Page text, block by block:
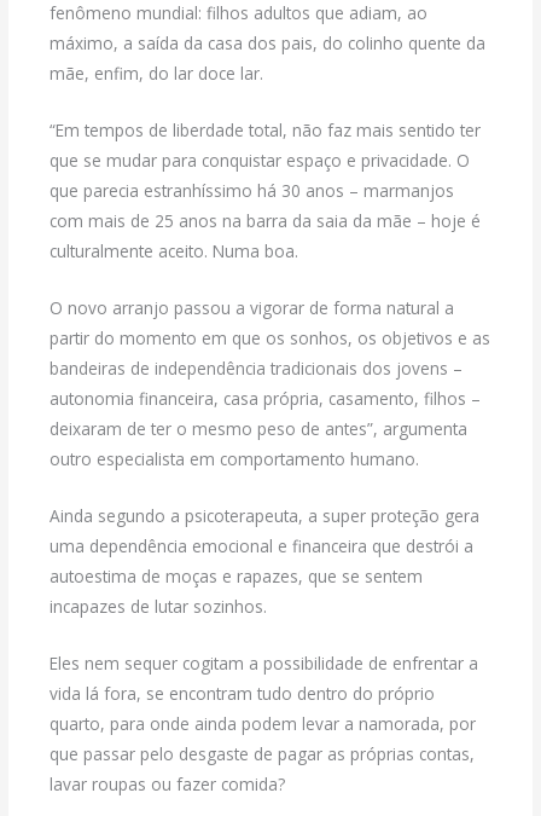
fenômeno mundial: filhos adultos que adiam, ao
máximo, a saída da casa dos pais, do colinho quente da
mãe, enfim, do lar doce lar.
“Em tempos de liberdade total, não faz mais sentido ter
que se mudar para conquistar espaço e privacidade. O
que parecia estranhíssimo há 30 anos – marmanjos
com mais de 25 anos na barra da saia da mãe – hoje é
culturalmente aceito. Numa boa.
O novo arranjo passou a vigorar de forma natural a
partir do momento em que os sonhos, os objetivos e as
bandeiras de independência tradicionais dos jovens –
autonomia financeira, casa própria, casamento, filhos –
deixaram de ter o mesmo peso de antes”, argumenta
outro especialista em comportamento humano.
Ainda segundo a psicoterapeuta, a super proteção gera
uma dependência emocional e financeira que destrói a
autoestima de moças e rapazes, que se sentem
incapazes de lutar sozinhos.
Eles nem sequer cogitam a possibilidade de enfrentar a
vida lá fora, se encontram tudo dentro do próprio
quarto, para onde ainda podem levar a namorada, por
que passar pelo desgaste de pagar as próprias contas,
lavar roupas ou fazer comida?